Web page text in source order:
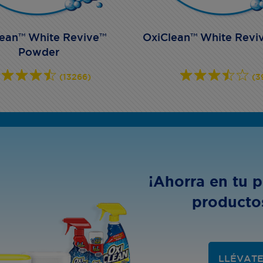
White Revive™
Powder
(13266)
OxiClean™ White
¡Ahorra en tu